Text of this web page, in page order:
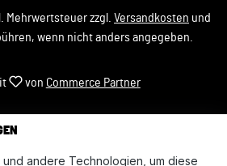
Mehrwertsteuer zzgl. Versandkosten und
wenn nicht anders angegeben.
von Commerce Partner
andere Technologien, um diese